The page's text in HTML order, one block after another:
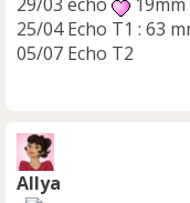
25/04 Echo T1 : 63
05/07 Echo T2
Allya